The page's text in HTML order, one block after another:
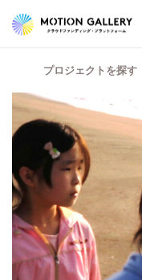
プロジェクトを探す